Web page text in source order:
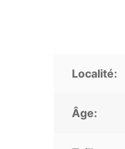
Localité:
Âge: